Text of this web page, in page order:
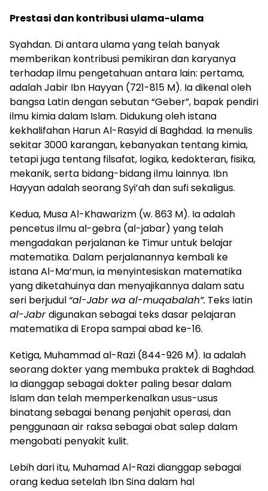
Prestasi dan kontribusi ulama-ulama
Syahdan. Di antara ulama yang telah banyak
memberikan kontribusi pemikiran dan karyanya
terhadap ilmu pengetahuan antara lain: pertama,
adalah Jabir Ibn Hayyan (721-815 M). Ia dikenal oleh
bangsa Latin dengan sebutan “Geber”, bapak pendiri
ilmu kimia dalam Islam. Didukung oleh istana
kekhalifahan Harun Al-Rasyid di Baghdad. Ia menulis
sekitar 3000 karangan, kebanyakan tentang kimia,
tetapi juga tentang filsafat, logika, kedokteran, fisika,
mekanik, serta bidang-bidang ilmu lainnya. Ibn
Hayyan adalah seorang Syi’ah dan sufi sekaligus.
Kedua, Musa Al-Khawarizm (w. 863 M). Ia adalah
pencetus ilmu al-gebra (al-jabar) yang telah
mengadakan perjalanan ke Timur untuk belajar
matematika. Dalam perjalanannya kembali ke
istana Al-Ma’mun, ia menyintesiskan matematika
yang diketahuinya dan menyajikannya dalam satu
seri berjudul “al-Jabr wa al-muqabalah”. Teks latin
al-Jabrdigunakan sebagai teks dasar pelajaran
matematika di Eropa sampai abad ke-16.
Ketiga, Muhammad al-Razi (844-926 M). Ia adalah
seorang dokter yang membuka praktek di Baghdad.
Ia dianggap sebagai dokter paling besar dalam
Islam dan telah memperkenalkan usus-usus
binatang sebagai benang penjahit operasi, dan
penggunaan air raksa sebagai obat salep dalam
mengobati penyakit kulit.
Lebih dari itu, Muhamad Al-Razi dianggap sebagai
orang kedua setelah Ibn Sina dalam hal